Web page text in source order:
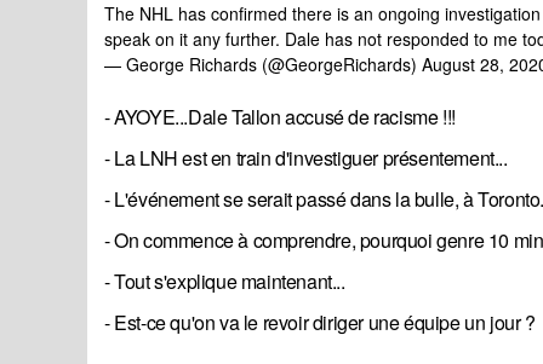
The NHL has confirmed there is an ongoing
speak on it any further. Dale has not responded to me
— George Richards (@GeorgeRichards) August 28,
- AYOYE...Dale Tallon accusé de racisme !!!
- La LNH est en train d'investiguer présentement...
- L'événement se serait passé dans la bulle, à
- On commence à comprendre, pourquoi genre 10
- Tout s'explique maintenant...
- Est-ce qu'on va le revoir diriger une équipe un jour ?